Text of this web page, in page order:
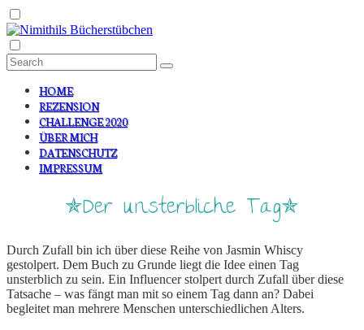
HOME
REZENSION
CHALLENGE 2020
ÜBER MICH
DATENSCHUTZ
IMPRESSUM
✯Der unsterbliche Tag✯
Durch Zufall bin ich über diese Reihe von Jasmin Whiscy
gestolpert. Dem Buch zu Grunde liegt die Idee einen Tag
unsterblich zu sein. Ein Influencer stolpert durch Zufall über diese
Tatsache – was fängt man mit so einem Tag dann an? Dabei
begleitet man mehrere Menschen unterschiedlichen Alters.